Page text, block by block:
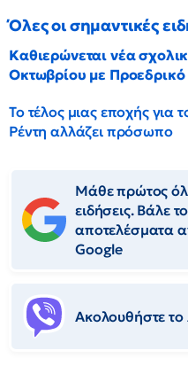
Όλες οι σημαντικές
Καθιερώνεται νέα
Οκτωβρίου με
Το τέλος μιας εποχής για
Ρέντη αλλάζει πρόσωπο
Μάθε πρώτος
ειδήσεις. Βάλε
αποτελέσματα
Google
Ακολουθήστε